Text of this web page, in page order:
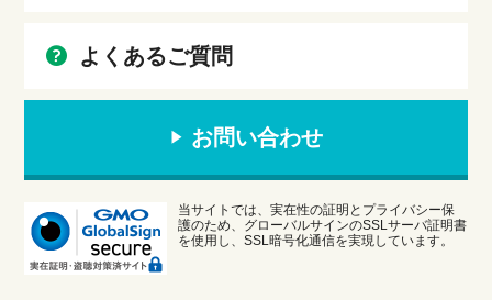
よくあるご質問
お問い合わせ
当サイトでは、実在性の証明とプライバシー保
護のため、グローバルサインのSSLサーバ証明書
を使用し、SSL暗号化通信を実現しています。